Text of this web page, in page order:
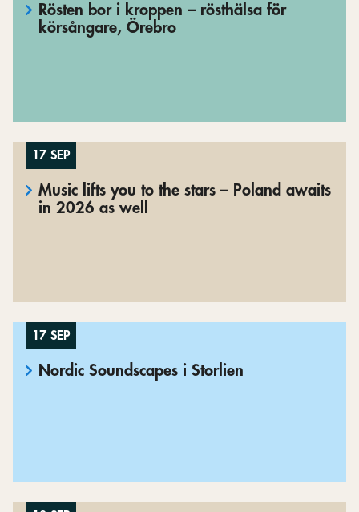
Rösten bor i kroppen – rösthälsa för
körsångare, Örebro
17 SEP
Music lifts you to the stars – Poland awaits
in 2026 as well
17 SEP
Nordic Soundscapes i Storlien